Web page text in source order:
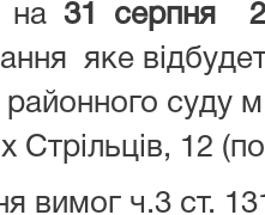
на 31 серпня
яке
районного суду
Стрільців, 12
ч.3 ст.